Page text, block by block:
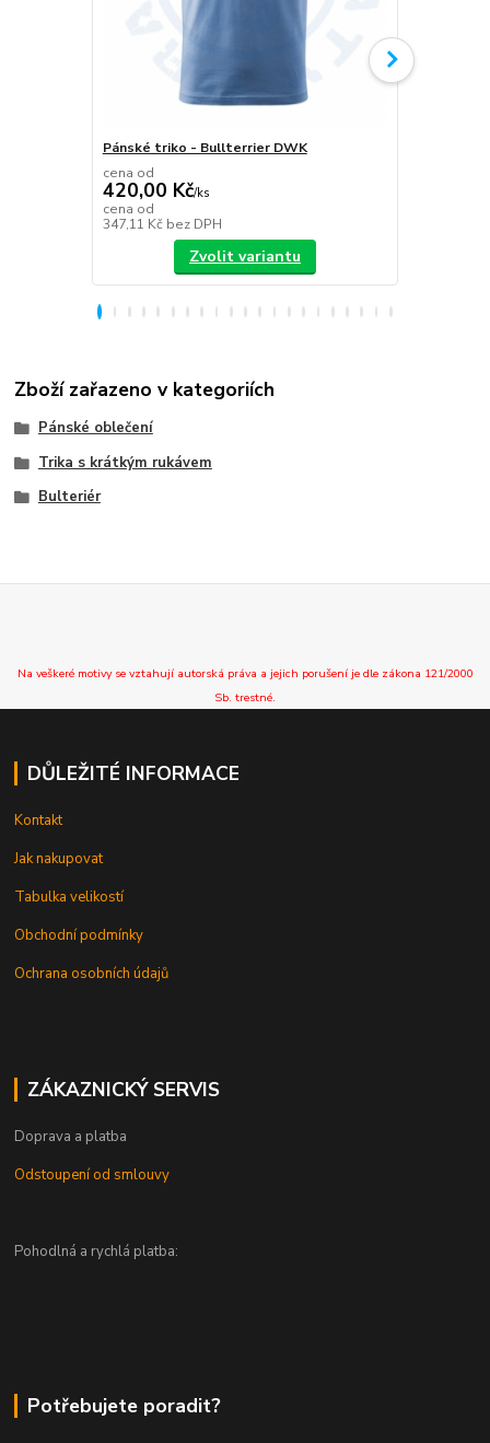
Pánské triko - Bullterrier DWK
cena od
420,00 Kč/ks
cena od
347,11 Kč bez DPH
Zvolit variantu
Zboží zařazeno v kategoriích
Pánské oblečení
Trika s krátkým rukávem
Bulteriér
Na veškeré motivy se vztahují autorská práva a jejich porušení je dle zákona 121/2000
Sb. trestné.
DŮLEŽITÉ INFORMACE
Kontakt
Jak nakupovat
Tabulka velikostí
Obchodní podmínky
Ochrana osobních údajů
ZÁKAZNICKÝ SERVIS
Doprava a platba
Odstoupení od smlouvy
Pohodlná a rychlá platba:
Potřebujete poradit?